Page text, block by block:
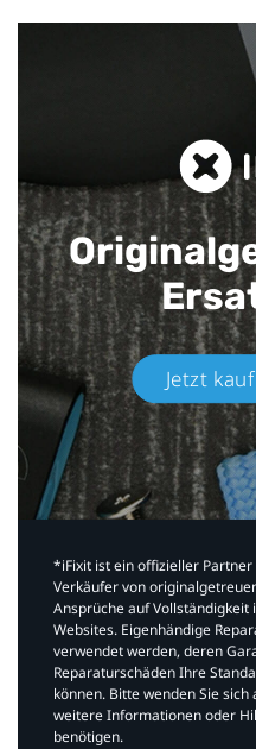
Jetzt
*iFixit ist ein offizieller
Verkäufer von
Ansprüche auf
Websites. Eigenhändige
verwendet werden, deren
Reparaturschäden Ihre
können. Bitte wenden Sie sich
weitere Informationen oder
benötigen.​